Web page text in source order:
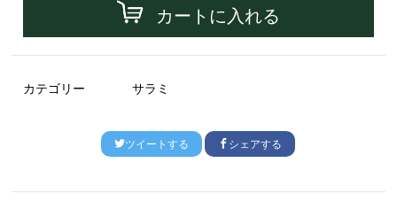
カートに入れる
カテゴリー サラミ
ツイートする シェアする